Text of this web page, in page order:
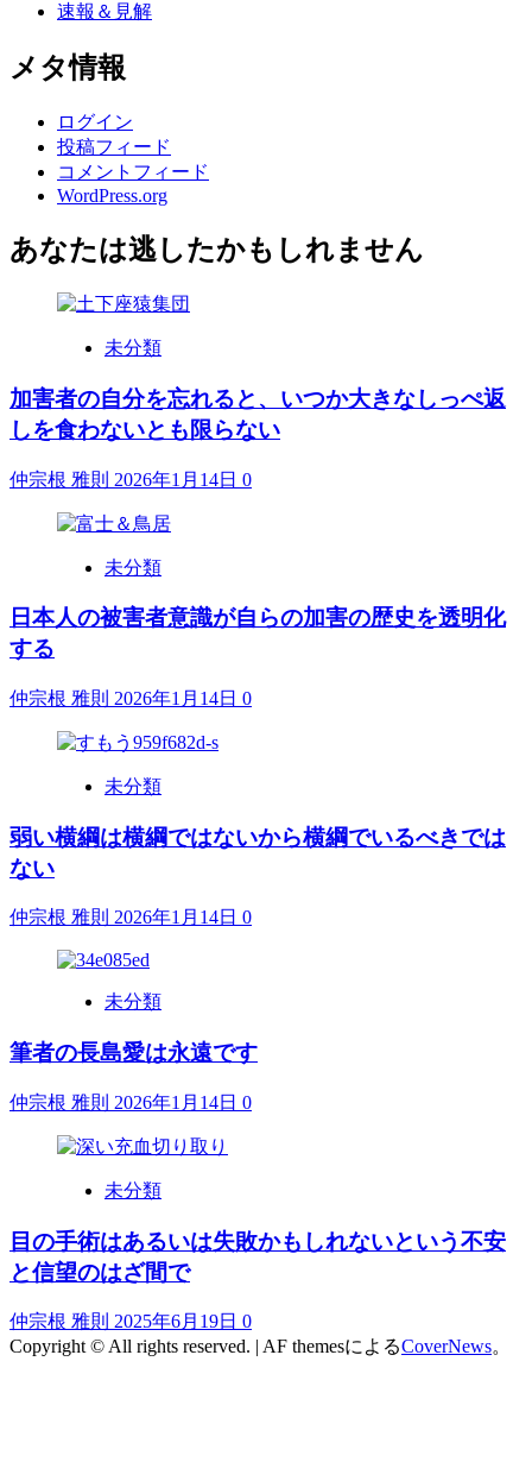
速報＆見解
メタ情報
ログイン
投稿フィード
コメントフィード
WordPress.org
あなたは逃したかもしれません
未分類
加害者の自分を忘れると、いつか大きなしっぺ返
しを食わないとも限らない
仲宗根 雅則 2026年1月14日 0
未分類
日本人の被害者意識が自らの加害の歴史を透明化
する
仲宗根 雅則 2026年1月14日 0
未分類
弱い横綱は横綱ではないから横綱でいるべきでは
ない
仲宗根 雅則 2026年1月14日 0
未分類
筆者の長島愛は永遠です
仲宗根 雅則 2026年1月14日 0
未分類
目の手術はあるいは失敗かもしれないという不安
と信望のはざ間で
仲宗根 雅則 2025年6月19日 0
Copyright © All rights reserved. | AF themesによるCoverNews。